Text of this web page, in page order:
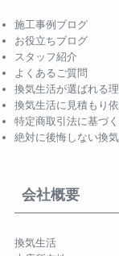
施工事例ブログ
お役立ちブログ
スタッフ紹介
よくあるご質問
換気生活が選ばれる
換気生活に見積もり
特定商取引法に基づ
絶対に後悔しない換
会社概要
換気生活